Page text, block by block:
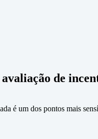
de
é um dos pontos mais